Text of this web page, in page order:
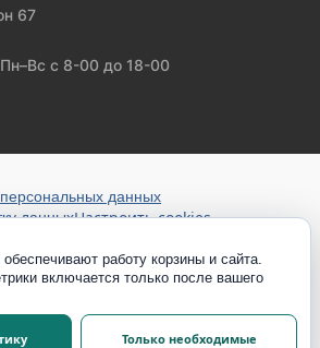
67
с 8-00 до 18-00
данных
данныхНастроить cookies
работу корзины и сайта.
включается только после вашего
Только необходимые